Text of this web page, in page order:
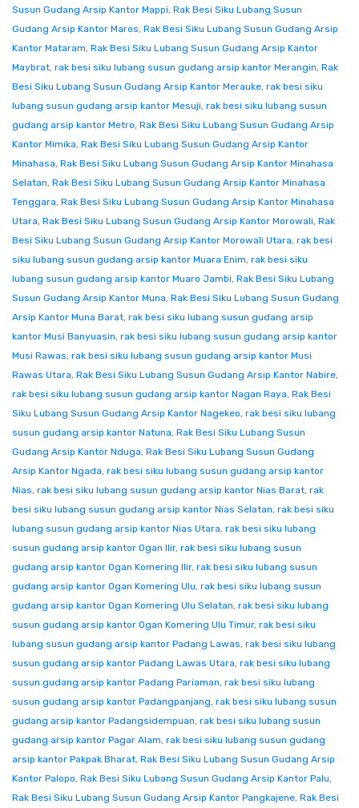
Susun Gudang Arsip Kantor Mappi, Rak Besi Siku Lubang Susun
Gudang Arsip Kantor Maros, Rak Besi Siku Lubang Susun Gudang Arsip
Kantor Mataram, Rak Besi Siku Lubang Susun Gudang Arsip Kantor
Maybrat, rak besi siku lubang susun gudang arsip kantor Merangin, Rak
Besi Siku Lubang Susun Gudang Arsip Kantor Merauke, rak besi siku
lubang susun gudang arsip kantor Mesuji, rak besi siku lubang susun
gudang arsip kantor Metro, Rak Besi Siku Lubang Susun Gudang Arsip
Kantor Mimika, Rak Besi Siku Lubang Susun Gudang Arsip Kantor
Minahasa, Rak Besi Siku Lubang Susun Gudang Arsip Kantor Minahasa
Selatan, Rak Besi Siku Lubang Susun Gudang Arsip Kantor Minahasa
Tenggara, Rak Besi Siku Lubang Susun Gudang Arsip Kantor Minahasa
Utara, Rak Besi Siku Lubang Susun Gudang Arsip Kantor Morowali, Rak
Besi Siku Lubang Susun Gudang Arsip Kantor Morowali Utara, rak besi
siku lubang susun gudang arsip kantor Muara Enim, rak besi siku
lubang susun gudang arsip kantor Muaro Jambi, Rak Besi Siku Lubang
Susun Gudang Arsip Kantor Muna, Rak Besi Siku Lubang Susun Gudang
Arsip Kantor Muna Barat, rak besi siku lubang susun gudang arsip
kantor Musi Banyuasin, rak besi siku lubang susun gudang arsip kantor
Musi Rawas, rak besi siku lubang susun gudang arsip kantor Musi
Rawas Utara, Rak Besi Siku Lubang Susun Gudang Arsip Kantor Nabire,
rak besi siku lubang susun gudang arsip kantor Nagan Raya, Rak Besi
Siku Lubang Susun Gudang Arsip Kantor Nagekeo, rak besi siku lubang
susun gudang arsip kantor Natuna, Rak Besi Siku Lubang Susun
Gudang Arsip Kantor Nduga, Rak Besi Siku Lubang Susun Gudang
Arsip Kantor Ngada, rak besi siku lubang susun gudang arsip kantor
Nias, rak besi siku lubang susun gudang arsip kantor Nias Barat, rak
besi siku lubang susun gudang arsip kantor Nias Selatan, rak besi siku
lubang susun gudang arsip kantor Nias Utara, rak besi siku lubang
susun gudang arsip kantor Ogan Ilir, rak besi siku lubang susun
gudang arsip kantor Ogan Komering Ilir, rak besi siku lubang susun
gudang arsip kantor Ogan Komering Ulu, rak besi siku lubang susun
gudang arsip kantor Ogan Komering Ulu Selatan, rak besi siku lubang
susun gudang arsip kantor Ogan Komering Ulu Timur, rak besi siku
lubang susun gudang arsip kantor Padang Lawas, rak besi siku lubang
susun gudang arsip kantor Padang Lawas Utara, rak besi siku lubang
susun gudang arsip kantor Padang Pariaman, rak besi siku lubang
susun gudang arsip kantor Padangpanjang, rak besi siku lubang susun
gudang arsip kantor Padangsidempuan, rak besi siku lubang susun
gudang arsip kantor Pagar Alam, rak besi siku lubang susun gudang
arsip kantor Pakpak Bharat, Rak Besi Siku Lubang Susun Gudang Arsip
Kantor Palopo, Rak Besi Siku Lubang Susun Gudang Arsip Kantor Palu,
Rak Besi Siku Lubang Susun Gudang Arsip Kantor Pangkajene, Rak Besi